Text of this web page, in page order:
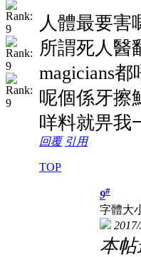
人體最要害
所謂死人醫
magicians
呢個係牙擦
咩料就畀我
回覆 引用
TOP
9#
字體大
本帖